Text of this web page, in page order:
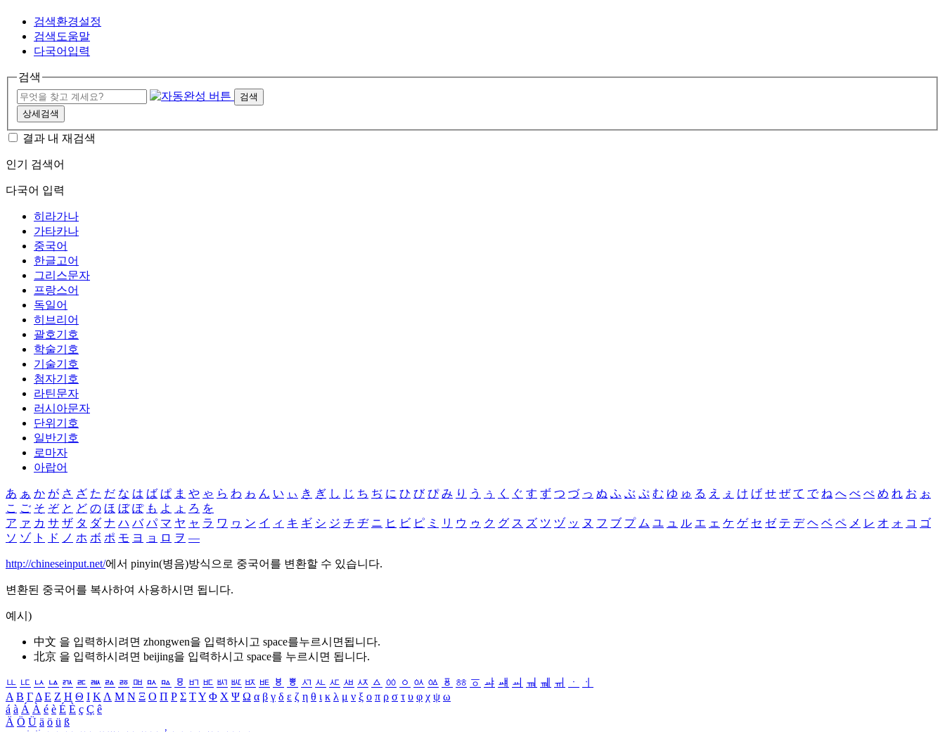
검색환경설정
검색도움말
다국어입력
검색
검색
상세검색
결과 내 재검색
인기 검색어
다국어 입력
히라가나
가타카나
중국어
한글고어
그리스문자
프랑스어
독일어
히브리어
괄호기호
학술기호
기술기호
첨자기호
라틴문자
러시아문자
단위기호
일반기호
로마자
아랍어
あ ぁ か が さ ざ た だ な は ば ぱ ま や ゃ ら わ ゎ ん い ぃ き ぎ し じ ち ぢ に ひ び ぴ み り う ぅ く ぐ す ず つ づ っ ぬ ふ ぶ ぷ む ゆ ゅ る え ぇ け げ せ ぜ て で ね へ べ ぺ め れ お ぉ
こ ご そ ぞ と ど の ほ ぼ ぽ も よ ょ ろ を
ア ァ カ サ ザ タ ダ ナ ハ バ パ マ ヤ ャ ラ ワ ヮ ン イ ィ キ ギ シ ジ チ ヂ ニ ヒ ビ ピ ミ リ ウ ゥ ク グ ス ズ ツ ヅ ッ ヌ フ ブ プ ム ユ ュ ル エ ェ ケ ゲ セ ゼ テ デ ヘ ベ ペ メ レ オ ォ コ ゴ
ソ ゾ ト ド ノ ホ ボ ポ モ ヨ ョ ロ ヲ ―
http://chineseinput.net/에서 pinyin(병음)방식으로 중국어를 변환할 수 있습니다.
변환된 중국어를 복사하여 사용하시면 됩니다.
예시)
中文 을 입력하시려면 zhongwen을 입력하시고 space를누르시면됩니다.
北京 을 입력하시려면 beijing을 입력하시고 space를 누르시면 됩니다.
ㅥ ㅦ ㅧ ㅨ ㅩ ㅪ ㅫ ㅬ ㅭ ㅮ ㅯ ㅰ ㅱ ㅲ ㅳ ㅴ ㅵ ㅶ ㅷ ㅸ ㅹ ㅺ ㅻ ㅼ ㅽ ㅾ ㅿ ㆀ ㆁ ㆂ ㆃ ㆄ ㆅ ㆆ ㆇ ㆈ ㆉ ㆊ ㆋ ㆌ ㆍ
ㆎ
Α Β ΓΔ Ε Ζ Η Θ Ι ΚΛ Μ Ν Ξ Ο Π Ρ Σ ΤΥ Φ Χ Ψ Ω α β γ δ ε ζ η θ ι κ λ μ ν ξ ο π ρ σ τ υ φ χ ψ ω
á à Á À é è É È ç Ç ê
Ä Ö Ü ä ö ü ß